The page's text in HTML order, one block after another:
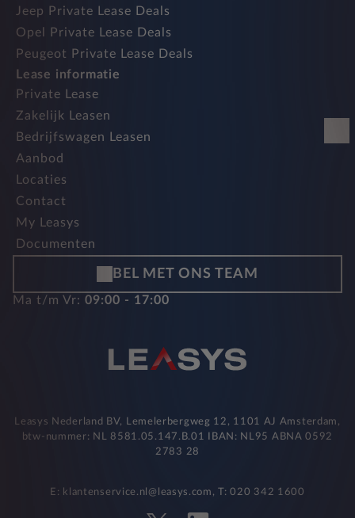
Jeep Private Lease Deals
Opel Private Lease Deals
Peugeot Private Lease Deals
Lease informatie
Private Lease
Zakelijk Leasen
Bedrijfswagen Leasen
Aanbod
Locaties
Contact
My Leasys
Documenten
BEL MET ONS TEAM
Ma t/m Vr: 09:00 - 17:00
Leasys Nederland BV, Lemelerbergweg 12, 1101 AJ Amsterdam,
btw-nummer: NL 8581.05.147.B.01 IBAN: NL95 ABNA 0592
2783 28
E: klantenservice.nl@leasys.com, T: 020 342 1600